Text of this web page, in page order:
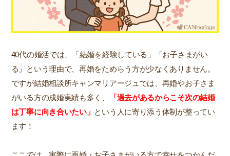
40代の婚活では、「結婚を経験している」「お子さまがい
る」という理由で、再婚をためらう方が少なくありません。
ですが結婚相談所キャンマリアージュでは、再婚やお子さま
がいる方の成婚実績も多く、
「過去があるからこそ次の結婚
は丁寧に向き合いたい」 という人に寄り添う体制が整ってい
ます！